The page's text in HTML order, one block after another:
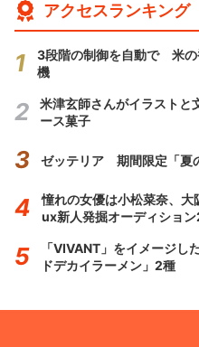
アクセスランキング
3段階の制御を自動で 米の
機
米津玄師さんがイラストと
ース菓子
ゼッテリア 期間限定「夏
憧れの女優は小松菜奈、
ux新人発掘オーディショ
「VIVANT」をイメージ
ドデカイラーメン」2種